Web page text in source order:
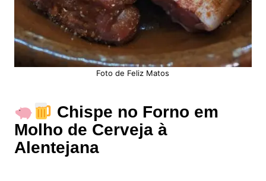
Foto de Feliz Matos
Chispe no Forno em
Molho de Cerveja à
Alentejana